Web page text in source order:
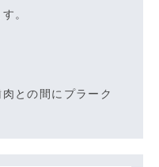
。
との間にプラーク